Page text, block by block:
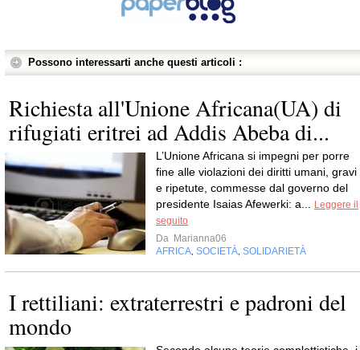
Possono interessarti anche questi articoli :
Richiesta all'Unione Africana(UA) di
rifugiati eritrei ad Addis Abeba di...
L’Unione Africana si impegni per porre
fine alle violazioni dei diritti umani, gravi
e ripetute, commesse dal governo del
presidente Isaias Afewerki: a...
Leggere il
seguito
Da Marianna06
AFRICA SOCIETÀ SOLIDARIETÀ
I rettiliani: extraterrestri e padroni del
mondo